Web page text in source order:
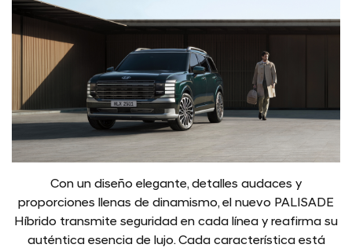
Con un diseño elegante, detalles audaces y
proporciones llenas de dinamismo, el nuevo PALISADE
Híbrido transmite seguridad en cada línea y reafirma su
auténtica esencia de lujo. Cada característica está